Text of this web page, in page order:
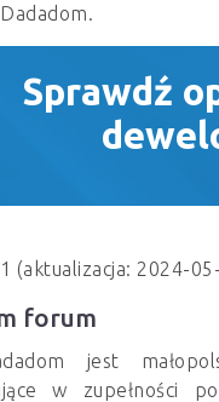
Dadadom.
Sprawdź
(aktualizacja: 2024-
forum
jest
w zupełności